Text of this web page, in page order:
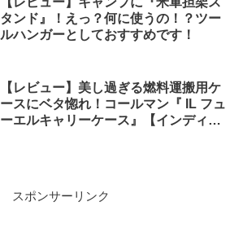
タンド』！えっ？何に使うの！？ツー
ルハンガーとしておすすめです！
【レビュー】美し過ぎる燃料運搬用ケ
ースにベタ惚れ！コールマン『 IL フュ
ーエルキャリーケース』【インディゴ
スポンサーリンク